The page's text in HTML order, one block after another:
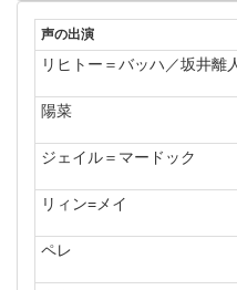
声の出演
リヒトー＝バッハ／坂井離
陽菜
ジェイル＝マードック
リィン=メイ
ペレ